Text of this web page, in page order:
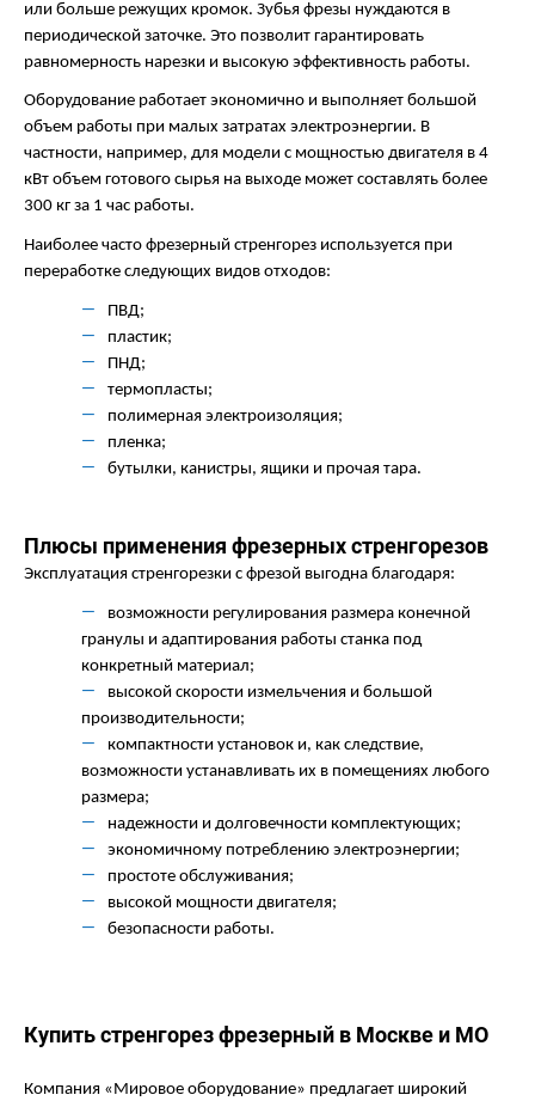
или больше режущих кромок. Зубья фрезы нуждаются в
периодической заточке. Это позволит гарантировать
равномерность нарезки и высокую эффективность работы.
Оборудование работает экономично и выполняет большой
объем работы при малых затратах электроэнергии. В
частности, например, для модели с мощностью двигателя в 4
кВт объем готового сырья на выходе может составлять более
300 кг за 1 час работы.
Наиболее часто фрезерный стренгорез используется при
переработке следующих видов отходов:
ПВД;
пластик;
ПНД;
термопласты;
полимерная электроизоляция;
пленка;
бутылки, канистры, ящики и прочая тара.
Плюсы применения фрезерных стренгорезов
Эксплуатация стренгорезки с фрезой выгодна благодаря:
возможности регулирования размера конечной
гранулы и адаптирования работы станка под
конкретный материал;
высокой скорости измельчения и большой
производительности;
компактности установок и, как следствие,
возможности устанавливать их в помещениях любого
размера;
надежности и долговечности комплектующих;
экономичному потреблению электроэнергии;
простоте обслуживания;
высокой мощности двигателя;
безопасности работы.
Купить стренгорез фрезерный в Москве и МО
Компания «Мировое оборудование» предлагает широкий